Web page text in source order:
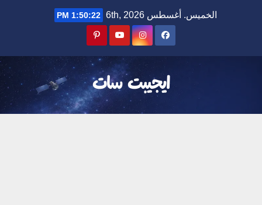
الخميس. أغسطس 6th, 2026 1:50:23 PM
ايجيبت سات